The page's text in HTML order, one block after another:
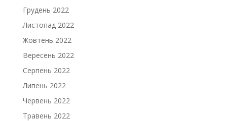
Грудень 2022
Листопад 2022
Жовтень 2022
Вересень 2022
Серпень 2022
Липень 2022
Червень 2022
Травень 2022